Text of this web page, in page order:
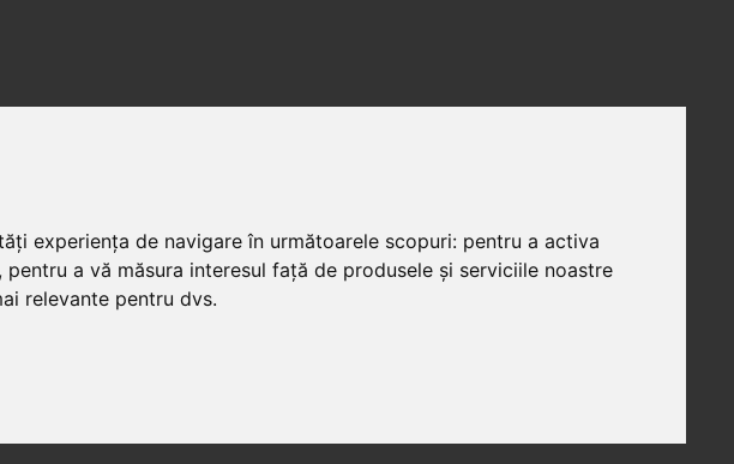
experiența de navigare în următoarele scopuri: pentru a activa
, pentru a vă măsura interesul față de produsele și serviciile noastre
relevante pentru dvs.